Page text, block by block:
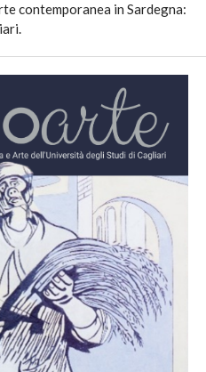
contemporanea in Sardegna: